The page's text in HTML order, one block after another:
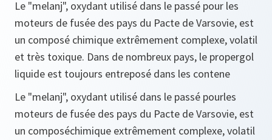
Le "melanj", oxydant utilisé dans le passé pour les
moteurs de fusée des pays du Pacte de Varsovie, est
un composé chimique extrêmement complexe, volatil
et très toxique. Dans de nombreux pays, le propergol
liquide est toujours entreposé dans les contene
Le "melanj", oxydant utilisé dans le passé pourles
moteurs de fusée des pays du Pacte de Varsovie, est
un composéchimique extrêmement complexe, volatil